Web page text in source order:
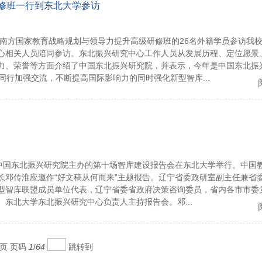
班一行到东北大学参访
方国家教育战略规划与领导力提升高级研修班的26名外籍学员参访我
关人员陪同参访。东北振兴研究中心工作人员从发展历程、定位愿景
荣誉等方面介绍了中国东北振兴研究院，并表示，今年是中国东北振
加强交流，不断提高国际影响力的同时强化新型智库...
东北振兴研究院主办的第十场智库建设报告会在东北大学举行。中国
传淮应邀作“好文稿从何而来”主题报告。辽宁省委政研室副主任兼省
库联盟成员单位代表，辽宁省委省政府决策咨询委员，省内各市市委
北大学东北振兴研究中心负责人主持报告会。邓...
页码 1/64 跳转到